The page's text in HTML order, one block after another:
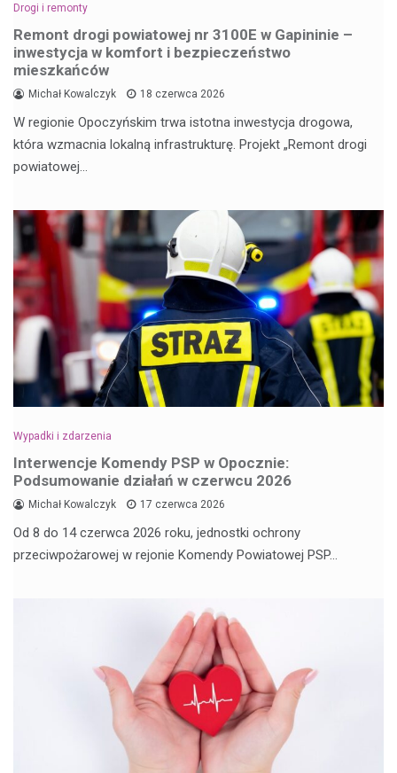
Drogi i remonty
Remont drogi powiatowej nr 3100E w Gapininie –
inwestycja w komfort i bezpieczeństwo
mieszkańców
Michał Kowalczyk 18 czerwca 2026
W regionie Opoczyńskim trwa istotna inwestycja drogowa,
która wzmacnia lokalną infrastrukturę. Projekt „Remont drogi
powiatowej…
Wypadki i zdarzenia
Interwencje Komendy PSP w Opocznie:
Podsumowanie działań w czerwcu 2026
Michał Kowalczyk 17 czerwca 2026
Od 8 do 14 czerwca 2026 roku, jednostki ochrony
przeciwpożarowej w rejonie Komendy Powiatowej PSP…